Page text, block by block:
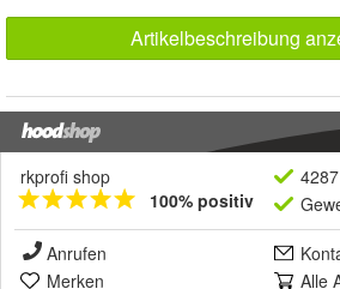
Artikelbeschreibung
rkprofi shop
100% positiv
Anrufen
Merken
Alle